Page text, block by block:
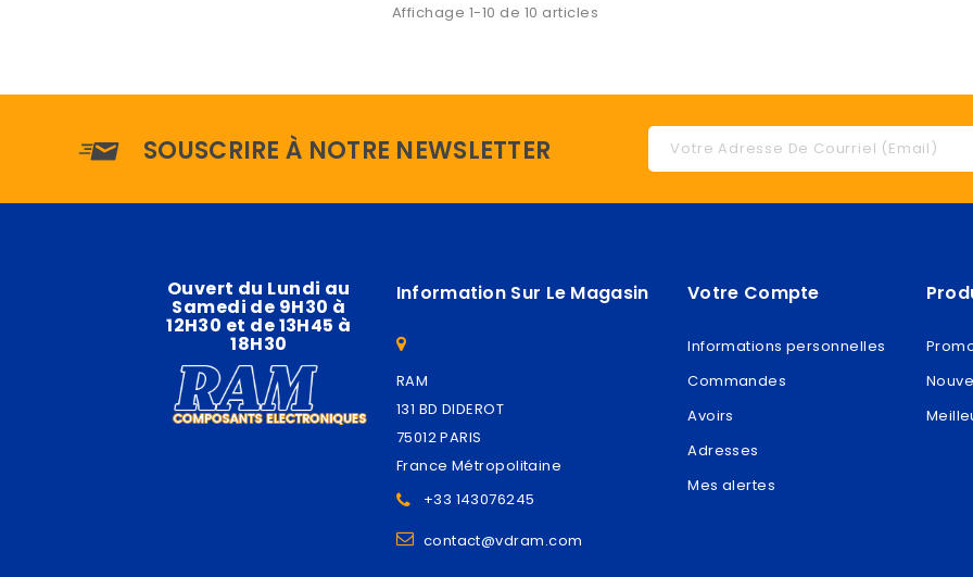
Affichage 1-10 de 10 articles
SOUSCRIRE À NOTRE NEWSLETTER
Ouvert du Lundi au
Samedi de 9H30 à
12H30 et de 13H45 à
18H30
Information Sur Le Magasin
RAM
131 BD DIDEROT
75012 PARIS
France Métropolitaine
+33 143076245
contact@vdram.com
Votre Compte
Informations personnelles
Commandes
Avoirs
Adresses
Mes alertes